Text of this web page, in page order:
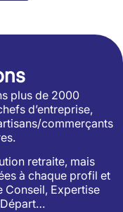
plus de 2000
d’entreprise,
commerçants
retraite, mais
à chaque profil et
Conseil, Expertise
Départ…